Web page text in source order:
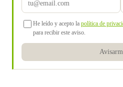
He leído y acepto la política de
para recibir este aviso.